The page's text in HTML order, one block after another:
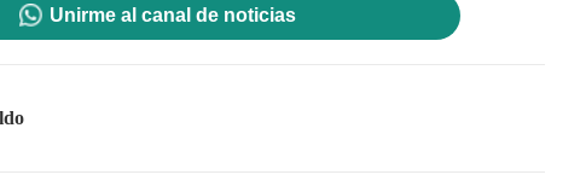
Unirme al canal de noticias